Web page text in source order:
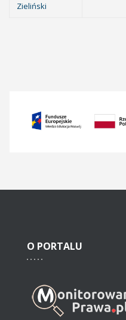
Zieliński
O PORTALU